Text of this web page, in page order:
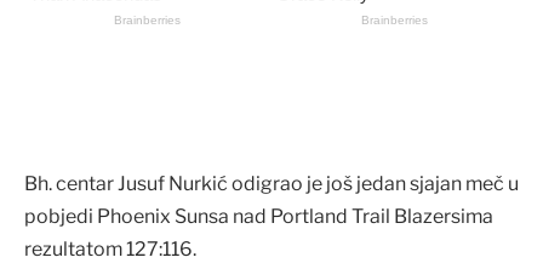
Bh. centar Jusuf Nurkić odigrao je još jedan sjajan meč u
pobjedi Phoenix Sunsa nad Portland Trail Blazersima
rezultatom 127:116.